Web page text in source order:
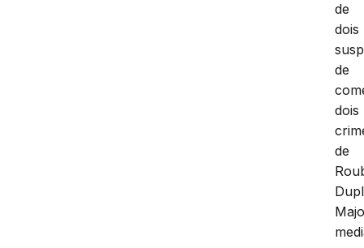
de
dois
de
dois
de